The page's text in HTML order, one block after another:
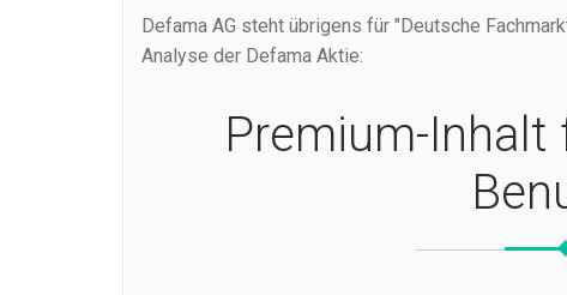
Defama AG steht übrigens für "Deutsche
Analyse der Defama Aktie:
Premium-